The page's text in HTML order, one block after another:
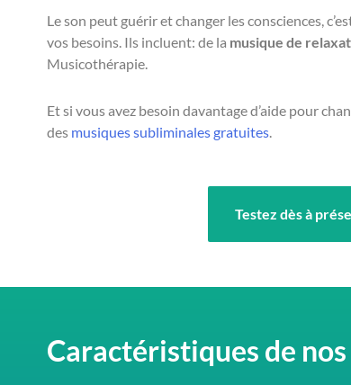
Le son peut guérir et changer les consciences,
vos besoins. Ils incluent: de la musique de
Musicothérapie.
Et si vous avez besoin davantage d’aide pour
des musiques subliminales gratuites.
Testez dès à
Caractéristiques de